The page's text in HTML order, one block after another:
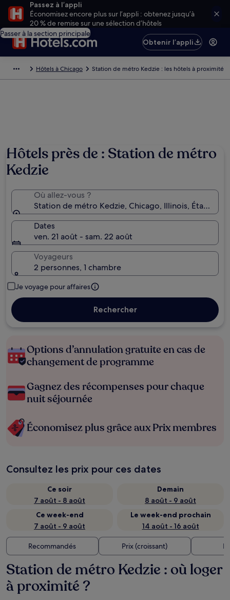
Passez à l’appli
Économisez encore plus sur l’appli : obtenez jusqu’à
20 % de remise sur une sélection d’hôtels
Passer à la section principale
Obtenir l’appli
Hôtels à Chicago Station de métro Kedzie : les hôtels à proximité
Hôtels près de : Station de métro
Kedzie
Où allez-vous ?
Station de métro Kedzie, Chicago, Illinois, États-
Dates
ven. 21 août - sam. 22 août
Voyageurs
2 personnes, 1 chambre
Je voyage pour affaires
Rechercher
Options d’annulation gratuite en cas de
changement de programme
Gagnez des récompenses pour chaque
nuit séjournée
Économisez plus grâce aux Prix membres
Consultez les prix pour ces dates
Ce soir
7 août - 8 août
Demain
8 août - 9 août
Ce week-end
7 août - 9 août
Le week-end prochain
14 août - 16 août
Recommandés Prix (croissant)
Station de métro Kedzie : où loger
à proximité ?